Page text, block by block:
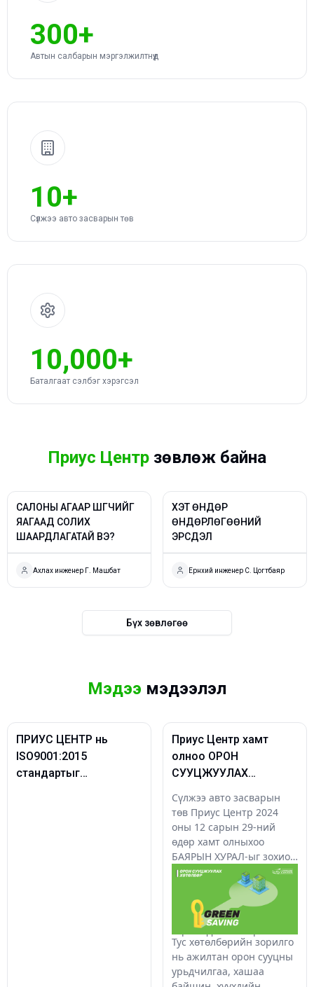
300+
Автын салбарын мэргэлжилтнүүд
10+
Сүлжээ авто засварын төв
10,000+
Баталгаат сэлбэг хэрэгсэл
Приус Центр зөвлөж байна
САЛОНЫ АГААР ШҮҮГЧИЙГ
ЯАГААД СОЛИХ
ШААРДЛАГАТАЙ ВЭ?
Ахлах инженер Г. Машбат
ХЭТ ӨНДӨР
ӨНДӨРЛӨГӨӨНИЙ
ЭРСДЭЛ
Ерөнхий инженер С. Цогтбаяр
Бүх зөвлөгөө
Мэдээ мэдээлэл
ПРИУС ЦЕНТР нь
ISO9001:2015
стандартыг
Приус Центр хамт
олноо ОРОН
СУУЦЖУУЛАХ
зарлалаа
Сүлжээ авто засварын
төв Приус Центр 2024
оны 12 сарын 29-ний
өдөр хамт олныхоо
БАЯРЫН ХУРАЛ-ыг зохион
байгуулж, 2025 оноос
эхлэн “GREEN SAVING”
орон сууцжуулах
хөтөлбөрийг
хэрэгжүүлэхээ зарлалаа.
Тус хөтөлбөрийн зорилго
нь ажилтан орон сууцны
урьдчилгаа, хашаа